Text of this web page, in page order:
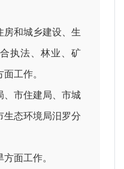
和城乡建设、生
执法、林业、矿
工作。
市住建局、市城
生态环境局汨罗分
面工作。